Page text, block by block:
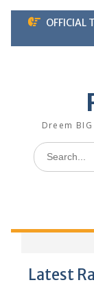
Skip
content
OFFICIAL
Dreem
Search
for:
Latest